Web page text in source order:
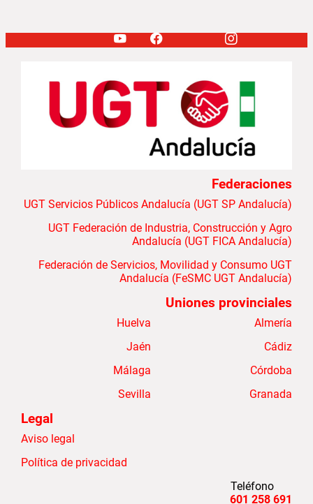
Federaciones
UGT Servicios Públicos Andalucía (UGT SP Andalucía)
UGT Federación de Industria, Construcción y Agro
Andalucía (UGT FICA Andalucía)
Federación de Servicios, Movilidad y Consumo UGT
Andalucía (FeSMC UGT Andalucía)
Uniones provinciales
Almería
Cádiz
Córdoba
Granada
Huelva
Jaén
Málaga
Sevilla
Legal
Aviso legal
Política de privacidad
Teléfono
691 258 601